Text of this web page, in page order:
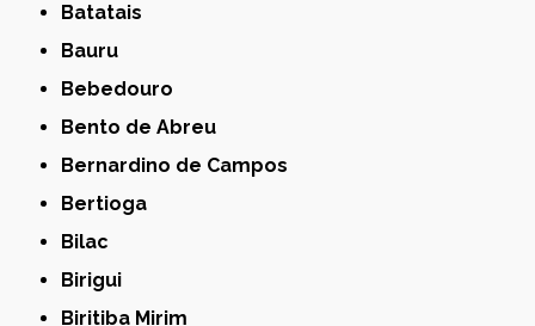
Batatais
Bauru
Bebedouro
Bento de Abreu
Bernardino de Campos
Bertioga
Bilac
Birigui
Biritiba Mirim